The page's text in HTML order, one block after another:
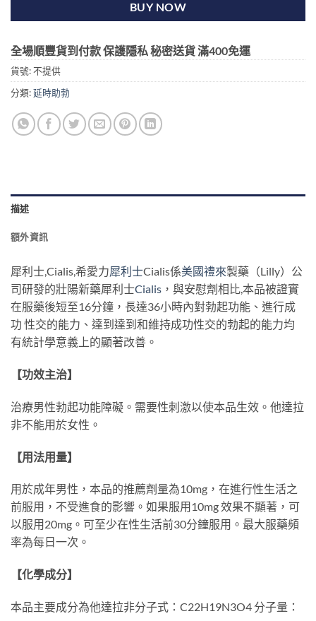
BUY NOW
全場順豐貨到付款 保護隱私 秘密送貨 滿400免運
貨號:不提供
分類:延時助勃
描述
額外資訊
犀利士,Cialis,希愛力犀利士Cialis係美國禮來製藥（Lilly）公
司研發的壯陽新藥犀利士Cialis ，與安慰劑相比,本品被證實
在服藥後短至16分鐘，長達36小時內對勃起功能、進行成
功 性交的能力、達到達到和維持成功性交的勃起的能力均
有統計學意義上的顯著改善。
【功效主治】
治療男性勃起功能障礙。需要性刺激以使本品生效。他達拉
非不能用於女性。
【用法用量】
用於成年男性，本品的推薦劑量為10mg，在進行性生活之
前服用，不受進食的影響。如果服用10mg 效果不顯著，可
以服用20mg。可至少在性生活前30分鐘服用。最大服藥頻
率為每日一次。
【化學成分】
本品主要成分為他達拉非分子式：C22H19N3O4 分子量：